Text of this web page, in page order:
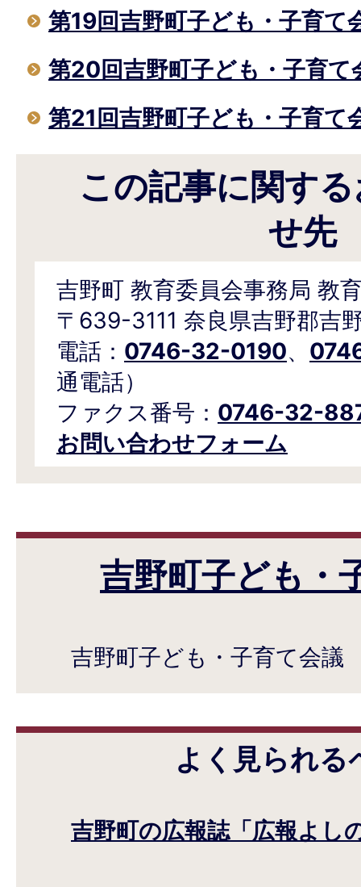
第19回吉野町子ども・子育て
第20回吉野町子ども・子育て
第21回吉野町子ども・子育て
この記事に関す
せ先
吉野町 教育委員会事務局 教
〒639-3111 奈良県吉野郡吉
電話： 0746-32-0190、
通電話）
ファクス番号： 0746-32-
お問い合わせフォーム
吉野町子ども・
吉野町子ども・子育て会議
よく見られる
吉野町の広報誌「広報よし